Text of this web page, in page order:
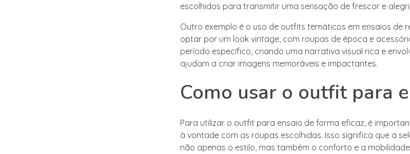
escolhidos para transmitir uma sensação de frescor e
Outro exemplo é o uso de outfits temáticos em ensaios de
optar por um look vintage, com roupas de época e
período específico, criando uma narrativa visual rica e
ajudam a criar imagens memoráveis e impactantes.
Como usar o outfit para
Para utilizar o outfit para ensaio de forma eficaz, é
à vontade com as roupas escolhidas. Isso significa que a
não apenas o estilo, mas também o conforto e a